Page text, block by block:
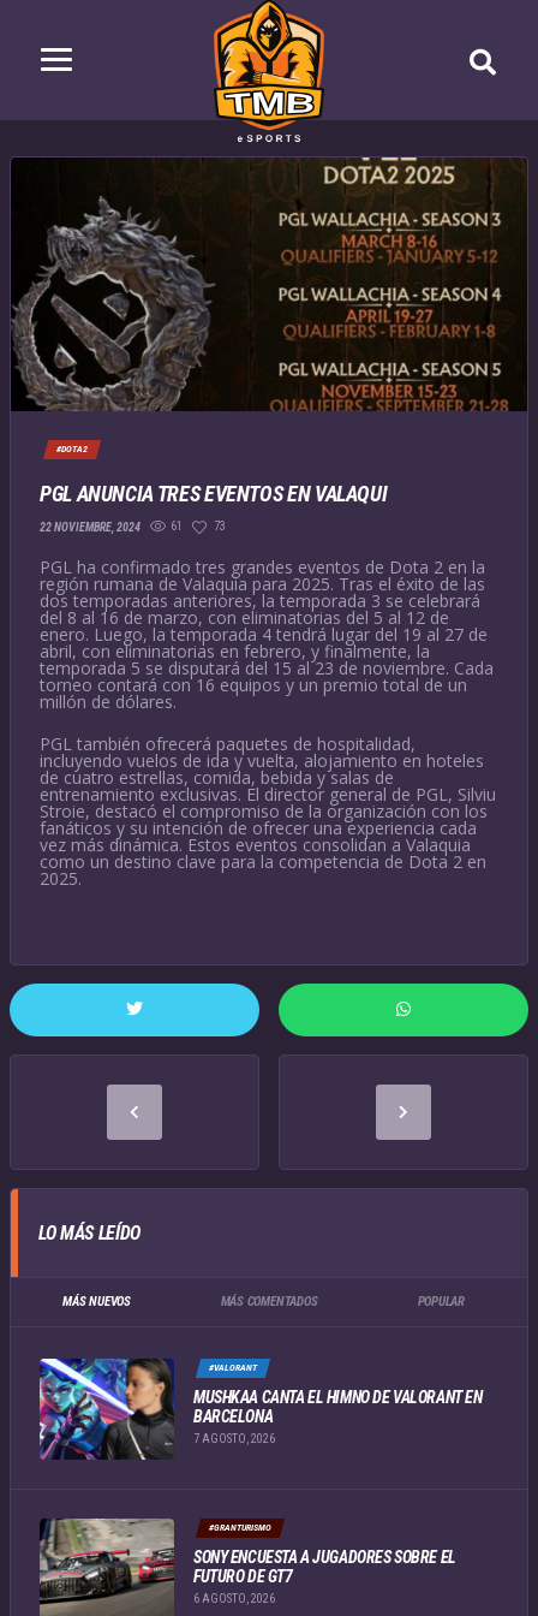
#DOTA2
PGL ANUNCIA TRES EVENTOS EN VALAQUI
22 NOVIEMBRE, 2024 61 73
PGL ha confirmado tres grandes eventos de Dota 2 en la
región rumana de Valaquia para 2025. Tras el éxito de las
dos temporadas anteriores, la temporada 3 se celebrará
del 8 al 16 de marzo, con eliminatorias del 5 al 12 de
enero. Luego, la temporada 4 tendrá lugar del 19 al 27 de
abril, con eliminatorias en febrero, y finalmente, la
temporada 5 se disputará del 15 al 23 de noviembre. Cada
torneo contará con 16 equipos y un premio total de un
millón de dólares.
PGL también ofrecerá paquetes de hospitalidad,
incluyendo vuelos de ida y vuelta, alojamiento en hoteles
de cuatro estrellas, comida, bebida y salas de
entrenamiento exclusivas. El director general de PGL, Silviu
Stroie, destacó el compromiso de la organización con los
fanáticos y su intención de ofrecer una experiencia cada
vez más dinámica. Estos eventos consolidan a Valaquia
como un destino clave para la competencia de Dota 2 en
2025.
LO MÁS LEÍDO
MÁS NUEVOS MÁS COMENTADOS POPULAR
#VALORANT
MUSHKAA CANTA EL HIMNO DE VALORANT EN
BARCELONA
7 AGOSTO, 2026
#GRANTURISMO
SONY ENCUESTA A JUGADORES SOBRE EL
FUTURO DE GT7
6 AGOSTO, 2026